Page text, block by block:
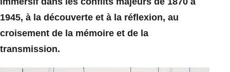
1945, à la découverte et à la réflexion, au
croisement de la mémoire et de la
transmission.